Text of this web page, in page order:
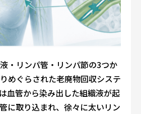
・リンパ管・リンパ節の3つか
めぐらされた老廃物回収システ
血管から染み出した組織液が起
に取り込まれ、徐々に太いリン